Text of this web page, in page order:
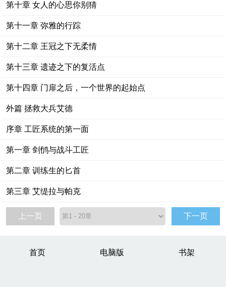
第十章 女人的心思你别猜
第十一章 弥雅的行踪
第十二章 王冠之下无柔情
第十三章 遗迹之下的复活点
第十四章 门扉之后，一个世界的起始点
外篇 拯救大兵艾德
序章 工匠系统的第一面
第一章 剑鸻与战斗工匠
第二章 训练生的匕首
第三章 艾缇拉与帕克
上一页 下一页
首页 电脑版 书架